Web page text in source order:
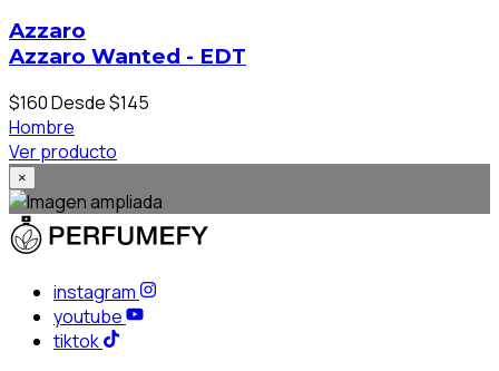
Azzaro
Azzaro Wanted - EDT
$160Desde $145
Hombre
Ver producto
×
instagram
youtube
tiktok